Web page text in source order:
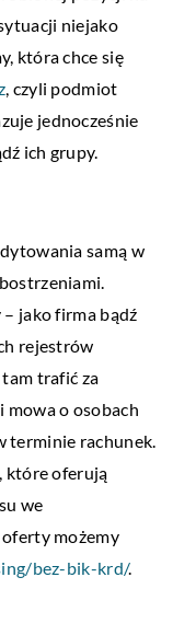
niejako
która chce się
, czyli podmiot
jednocześnie
ich grupy.
samą w
jako firma bądź
rejestrów
tam trafić za
mowa o osobach
terminie rachunek.
które oferują
we
możemy
bez-bik-krd/.